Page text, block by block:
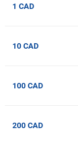
1 CAD
10 CAD
100 CAD
200 CAD